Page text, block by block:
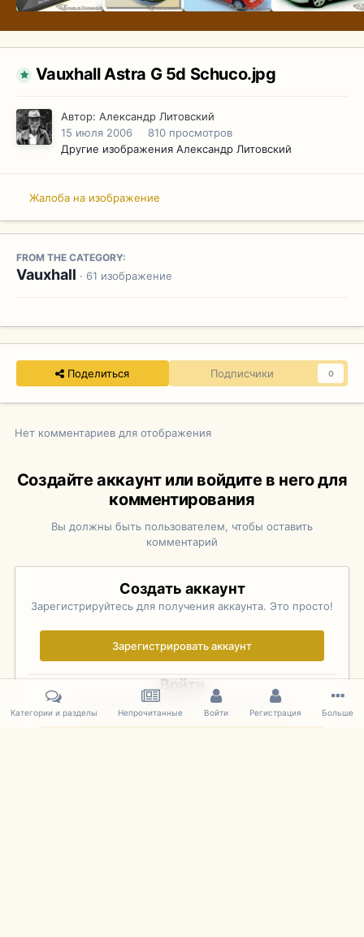
Vauxhall Astra G 5d Schuco.jpg
Автор: Александр Литовский
15 июля 2006
810 просмотров
Другие изображения Александр Литовский
Жалоба на изображение
FROM THE CATEGORY:
Vauxhall · 61 изображение
Поделиться Подписчики 0
Нет комментариев для отображения
Создайте аккаунт или войдите в него для
комментирования
Вы должны быть пользователем, чтобы оставить
комментарий
Создать аккаунт
Зарегистрируйтесь для получения аккаунта. Это просто!
Зарегистрировать аккаунт
Войти
Уже зарегистрированы? Войдите здесь.
Категории и разделы Непрочитанные Войти Регистрация Больше